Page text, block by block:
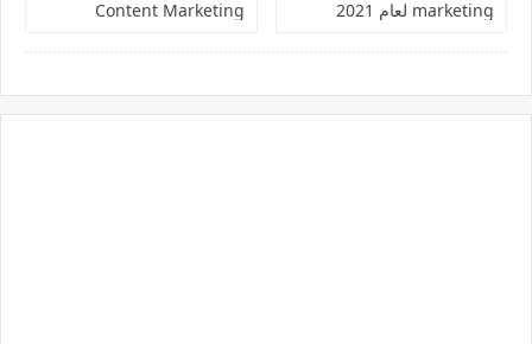
marketing لعام 2021
Content Marketing